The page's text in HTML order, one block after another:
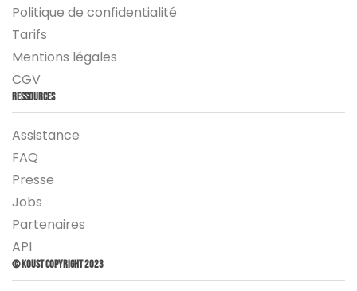
Politique de confidentialité
Tarifs
Mentions légales
CGV
Ressources
Assistance
FAQ
Presse
Jobs
Partenaires
API
© Koust Copyright 2023